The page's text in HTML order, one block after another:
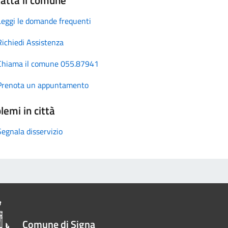
le domande frequenti
Assistenza
il comune 055.87941
un appuntamento
in città
disservizio
Comune di Signa